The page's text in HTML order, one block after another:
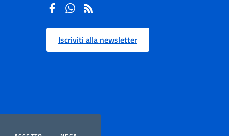
FacebookWhatsapp
Iscriviti alla newsletter